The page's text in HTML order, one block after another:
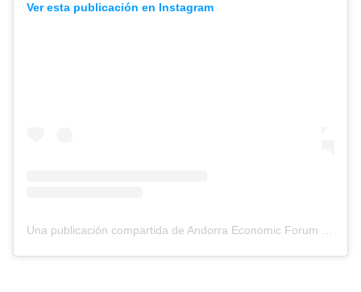
Ver esta publicación en Instagram